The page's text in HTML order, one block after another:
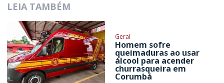
LEIA TAMBÉM
Geral
Homem sofre
queimaduras ao usar
álcool para acender
churrasqueira em
Corumbá